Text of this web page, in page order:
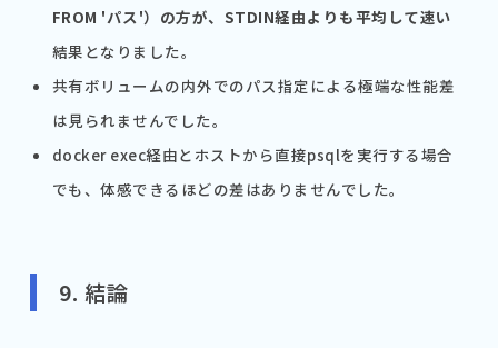
FROM 'パス'）の方が、STDIN経由よりも平均して速い
結果となりました。
共有ボリュームの内外でのパス指定による極端な性能差
は見られませんでした。
docker exec経由とホストから直接psqlを実行する場合
でも、体感できるほどの差はありませんでした。
9. 結論